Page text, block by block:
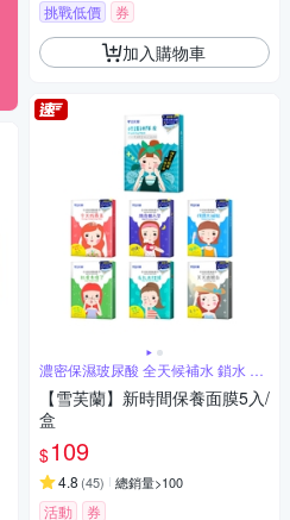
挑戰低價 券
加入購物車
濃密保濕玻尿酸 全天候補水 鎖水 儲
水
【雪芙蘭】新時間保養面膜5入/
盒
$109
4.8 (45) 總銷量>100
活動 券